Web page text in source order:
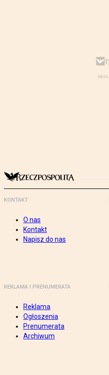
KONTAKT
O nas
Kontakt
Napisz do nas
REKLAMA I PRENUMERATA
Reklama
Ogłoszenia
Prenumerata
Archiwum